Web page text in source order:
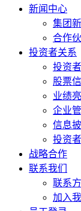
新闻中心
集团
合作
投资者关系
投资
股票
业绩
企业
信息
投资
战略合作
联系我们
联系
加入我